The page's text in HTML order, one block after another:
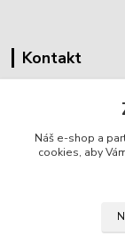
Kontakt
Zákostelí 83
783 44 Náměšť na
Náš e-shop a
cookies, aby